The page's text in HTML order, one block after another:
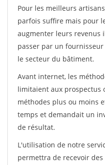
Pour les meilleurs
parfois suffire mais pour
augmenter leurs revenus
passer par un
le secteur du bâtiment.
Avant internet, les
limitaient aux prospectus
méthodes plus ou moins
temps et demandait un
de résultat.
L'utilisation de notre
permettra de recevoir